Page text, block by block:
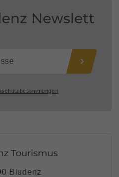
Newslett
Tourismus
Bludenz